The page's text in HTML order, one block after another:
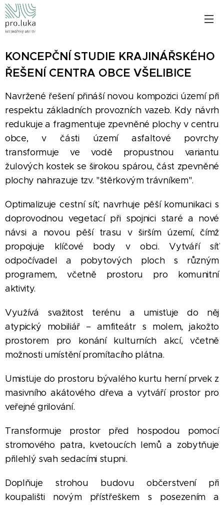
KONCEPČNÍ STUDIE KRAJINÁŘSKÉHO
ŘEŠENÍ CENTRA OBCE VŠELIBICE
Navržené řešení přináší novou kompozici území při
respektu základních provozních vazeb. Kdy návrh
redukuje a fragmentuje zpevněné plochy v centru
obce, v části území asfaltové povrchy
transformuje ve vodě propustnou variantu
žulových kostek se širokou spárou, část zpevněné
plochy nahrazuje tzv. "štěrkovým trávníkem".
Optimalizuje cestní síť, navrhuje pěší komunikaci s
doprovodnou vegetací při spojnici staré a nové
návsi a novou pěší trasu v širším území, čímž
propojuje klíčové body v obci. Vytváří síť
odpočívadel a pobytových ploch s různým
programem, včetně prostoru pro komunitní
aktivity.
Využívá svažitost terénu a umisťuje do něj
atypický mobiliář – amfiteátr s molem, jakožto
prostorem pro konání kulturních akcí, včetně
možnosti umístění promítacího plátna.
Umisťuje do prostoru bývalého kurtu herní prvek z
masivního akátového dřeva a vytváří prostor pro
veřejné grilování.
Transformuje prostor před hospodou pomocí
stromového patra, kvetoucích lemů a zobytňuje
přilehlý svah sedacími stupni.
Doplňuje strohou budovu občerstvení při
koupališti novým přístřeškem s posezením a